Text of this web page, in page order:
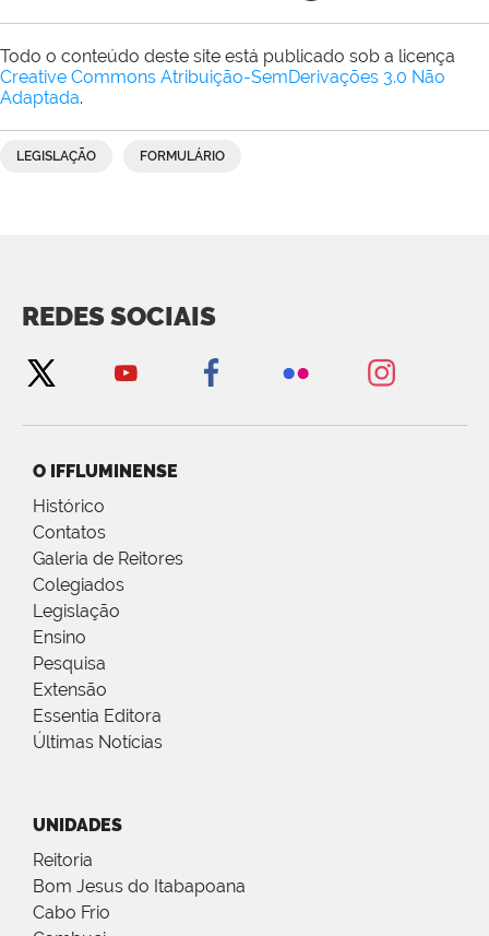
Todo o conteúdo deste site está publicado sob a licença
Creative Commons Atribuição-SemDerivações 3.0 Não
Adaptada.
LEGISLAÇÃO FORMULÁRIO
REDES SOCIAIS
O IFFLUMINENSE
Histórico
Contatos
Galeria de Reitores
Colegiados
Legislação
Ensino
Pesquisa
Extensão
Essentia Editora
Últimas Notícias
UNIDADES
Reitoria
Bom Jesus do Itabapoana
Cabo Frio